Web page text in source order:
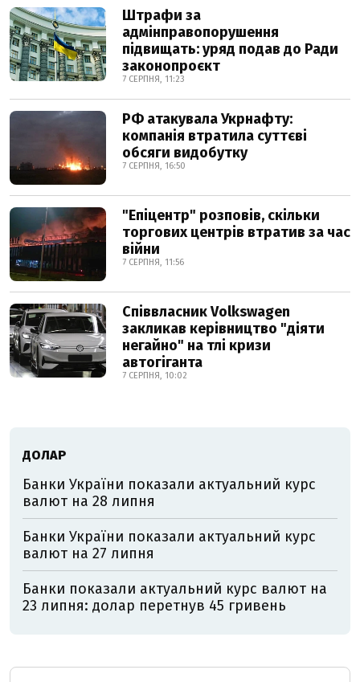
Штрафи за
адмінправопорушення
підвищать: уряд подав до Ради
законопроєкт
7 СЕРПНЯ, 11:23
РФ атакувала Укрнафту:
компанія втратила суттєві
обсяги видобутку
7 СЕРПНЯ, 16:50
"Епіцентр" розповів, скільки
торгових центрів втратив за час
війни
7 СЕРПНЯ, 11:56
Співвласник Volkswagen
закликав керівництво "діяти
негайно" на тлі кризи
автогіганта
7 СЕРПНЯ, 10:02
ДОЛАР
Банки України показали актуальний курс
валют на 28 липня
Банки України показали актуальний курс
валют на 27 липня
Банки показали актуальний курс валют на
23 липня: долар перетнув 45 гривень